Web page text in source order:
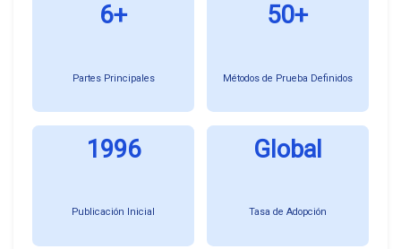
6+
Partes Principales
50+
Métodos de Prueba Definidos
1996
Publicación Inicial
Global
Tasa de Adopción